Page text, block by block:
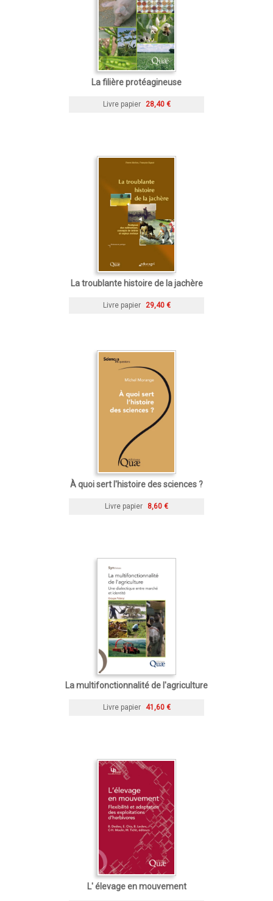
La filière protéagineuse
Livre papier 28,40 €
La troublante histoire de la jachère
Livre papier 29,40 €
À quoi sert l'histoire des sciences ?
Livre papier 8,60 €
La multifonctionnalité de l'agriculture
Livre papier 41,60 €
L' élevage en mouvement